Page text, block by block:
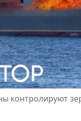
контролируют